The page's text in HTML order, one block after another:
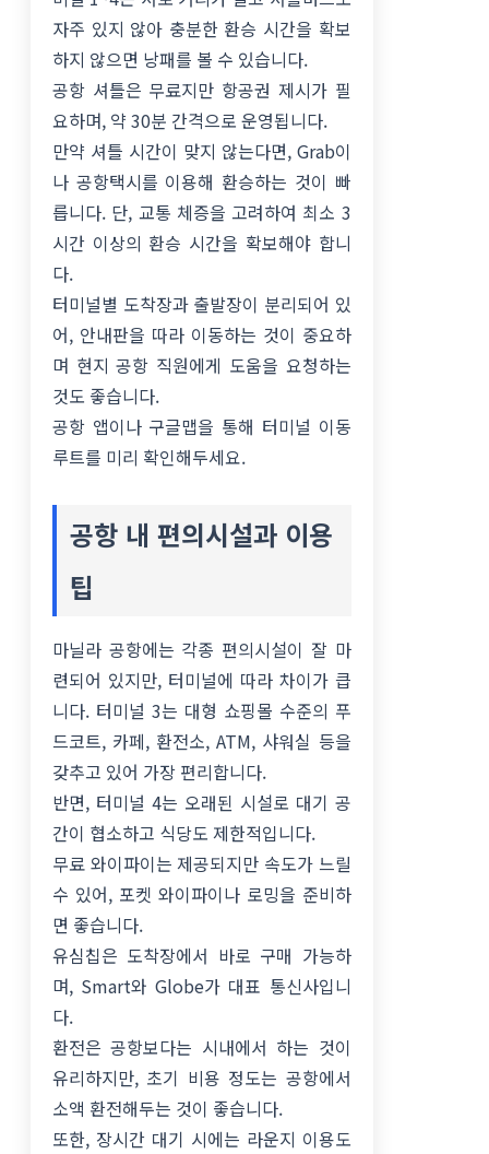
자주 있지 않아 충분한 환승 시간을 확보
하지 않으면 낭패를 볼 수 있습니다.
공항 셔틀은 무료지만 항공권 제시가 필
요하며, 약 30분 간격으로 운영됩니다.
만약 셔틀 시간이 맞지 않는다면, Grab이
나 공항택시를 이용해 환승하는 것이 빠
릅니다. 단, 교통 체증을 고려하여 최소 3
시간 이상의 환승 시간을 확보해야 합니
다.
터미널별 도착장과 출발장이 분리되어 있
어, 안내판을 따라 이동하는 것이 중요하
며 현지 공항 직원에게 도움을 요청하는
것도 좋습니다.
공항 앱이나 구글맵을 통해 터미널 이동
루트를 미리 확인해두세요.
공항 내 편의시설과 이용
팁
마닐라 공항에는 각종 편의시설이 잘 마
련되어 있지만, 터미널에 따라 차이가 큽
니다. 터미널 3는 대형 쇼핑몰 수준의 푸
드코트, 카페, 환전소, ATM, 샤워실 등을
갖추고 있어 가장 편리합니다.
반면, 터미널 4는 오래된 시설로 대기 공
간이 협소하고 식당도 제한적입니다.
무료 와이파이는 제공되지만 속도가 느릴
수 있어, 포켓 와이파이나 로밍을 준비하
면 좋습니다.
유심칩은 도착장에서 바로 구매 가능하
며, Smart와 Globe가 대표 통신사입니
다.
환전은 공항보다는 시내에서 하는 것이
유리하지만, 초기 비용 정도는 공항에서
소액 환전해두는 것이 좋습니다.
또한, 장시간 대기 시에는 라운지 이용도